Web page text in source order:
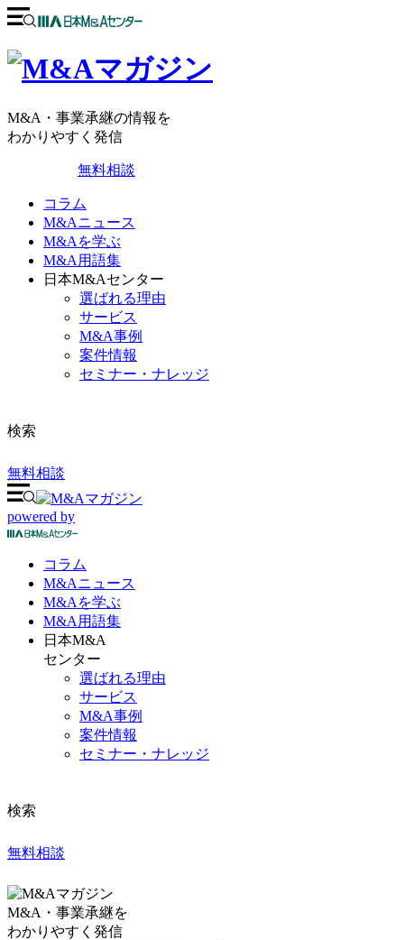
M&A・事業承継の情報を
わかりやすく発信
無料相談
コラム
M&Aニュース
M&Aを学ぶ
M&A用語集
日本M&Aセンター
選ばれる理由
サービス
M&A事例
案件情報
セミナー・ナレッジ
検索
無料相談
powered by
コラム
M&Aニュース
M&Aを学ぶ
M&A 用語集
日本M&A
センター
選ばれる理由
サービス
M&A事例
案件情報
セミナー・ナレッジ
検索
無料相談
M&A・事業承継を
わかりやすく発信